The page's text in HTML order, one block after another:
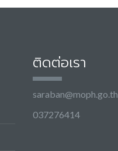
ติดต่อเรา
saraban@moph.go.th
037276414